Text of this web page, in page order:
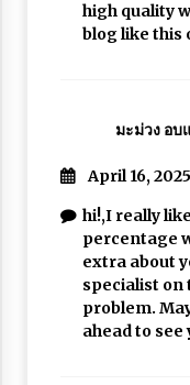
high quality
blog like this
มะม่วง อบ
April 16,
hi!,I really
percentage
extra about
specialist on
problem.
ahead to see